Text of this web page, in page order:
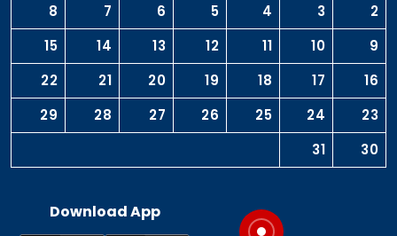
2
3
4
5
6
7
8
9
10
11
12
13
14
15
16
17
18
19
20
21
22
23
24
25
26
27
28
29
30
31
Download App